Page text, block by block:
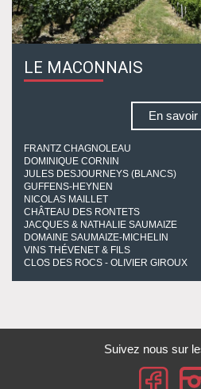
LE MACONNAIS
En savoir
FRANTZ CHAGNOLEAU
DOMINIQUE CORNIN
JULES DESJOURNEYS (BLANCS)
GUFFENS-HEYNEN
NICOLAS MAILLET
CHÂTEAU DES RONTETS
JACQUES & NATHALIE SAUMAIZE
DOMAINE SAUMAIZE-MICHELIN
VINS THÉVENET & FILS
CLOS DES ROCS - OLIVIER GIROUX
Suivez nous sur